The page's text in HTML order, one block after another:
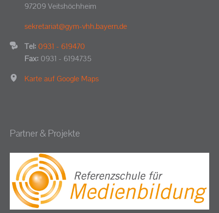
97209 Veitshöchheim
sekretariat@gym-vhh.bayern.de
Tel: 0931 - 619470
Fax: 0931 - 6194735
Karte auf Google Maps
Partner & Projekte